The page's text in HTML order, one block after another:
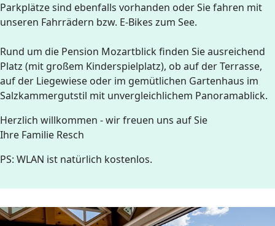
Parkplätze sind ebenfalls vorhanden oder Sie fahren mit
unseren Fahrrädern bzw. E-Bikes zum See.
Rund um die Pension Mozartblick finden Sie ausreichend
Platz (mit großem Kinderspielplatz), ob auf der Terrasse,
auf der Liegewiese oder im gemütlichen Gartenhaus im
Salzkammergutstil mit unvergleichlichem Panoramablick.
Herzlich willkommen - wir freuen uns auf Sie
Ihre Familie Resch
PS: WLAN ist natürlich kostenlos.